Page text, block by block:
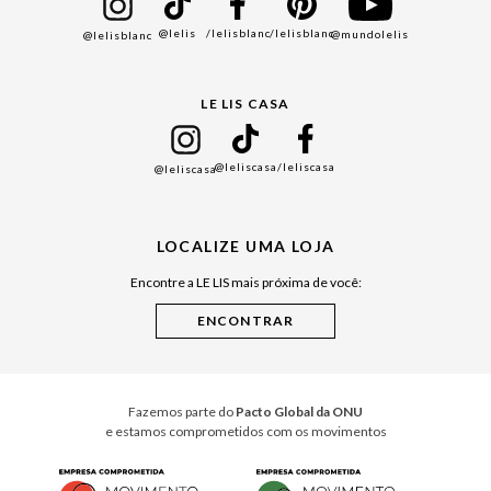
Black Friday
Cuidados Casa
@lelisblanc @lelis /lelisblanc/lelisblanc@mundolelis
LE LIS CASA
@leliscasa@leliscasa/leliscasa
LOCALIZE UMA LOJA
Encontre a LE LIS mais próxima de você:
Fazemos parte do Pacto Global da ONU
e estamos comprometidos com os movimentos